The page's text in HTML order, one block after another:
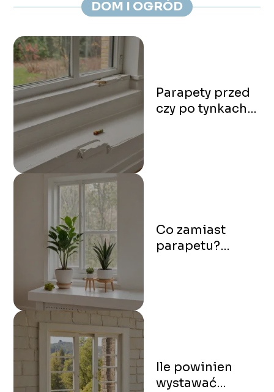
DOM I OGRÓD
Parapety przed
czy po tynkach?
Co zamiast
parapetu?
Ile powinien
wystawać